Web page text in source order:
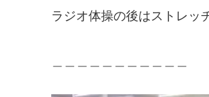
ラジオ体操の後はストレッ